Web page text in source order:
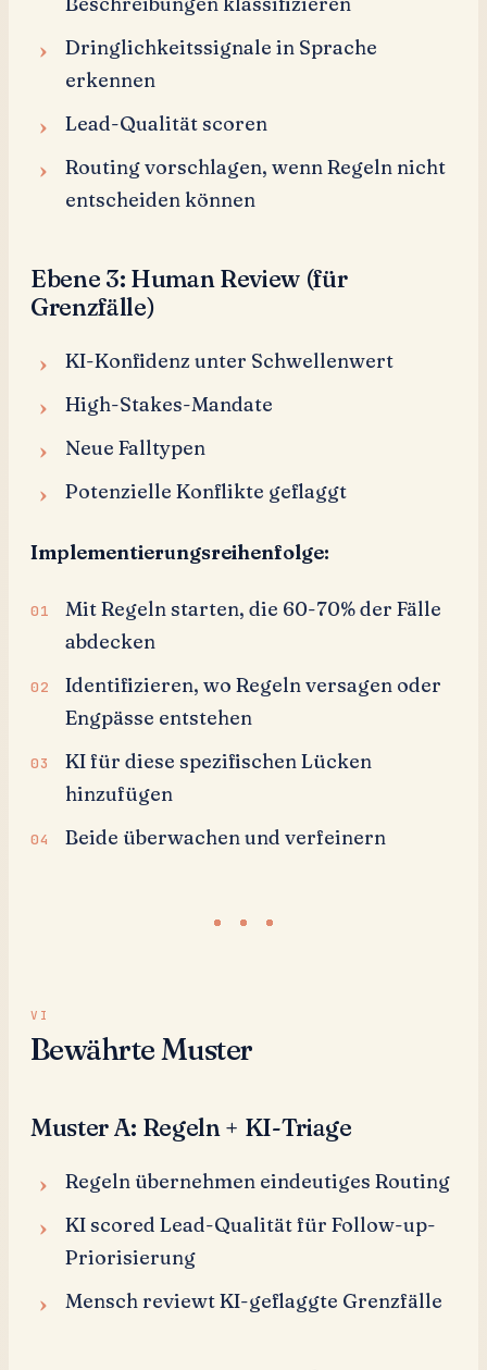
Dringlichkeitssignale in Sprache
erkennen
Lead-Qualität scoren
Routing vorschlagen, wenn Regeln nicht
entscheiden können
Ebene 3: Human Review (für
Grenzfälle)
KI-Konfidenz unter Schwellenwert
High-Stakes-Mandate
Neue Falltypen
Potenzielle Konflikte geflaggt
Implementierungsreihenfolge:
Mit Regeln starten, die 60-70% der Fälle
abdecken
Identifizieren, wo Regeln versagen oder
Engpässe entstehen
KI für diese spezifischen Lücken
hinzufügen
Beide überwachen und verfeinern
Bewährte Muster
Muster A: Regeln + KI-Triage
Regeln übernehmen eindeutiges Routing
KI scored Lead-Qualität für Follow-up-
Priorisierung
Mensch reviewt KI-geflaggte Grenzfälle